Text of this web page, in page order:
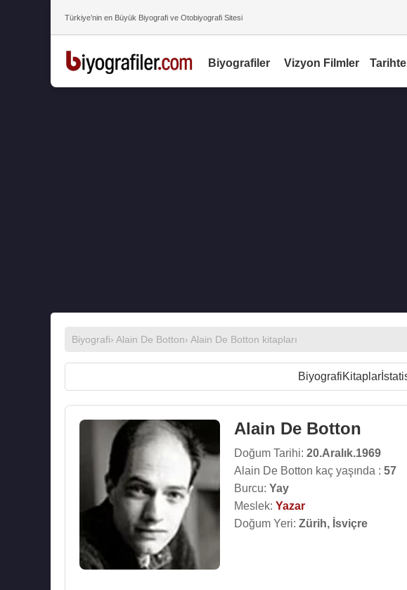
Türkiye’nin en Büyük Biyografi ve Otobiyografi Sitesi
Biyografiler Vizyon Filmler
Biyografi› Alain De Botton› Alain De Botton kitapları
BiyografiKitaplar
Alain De Botton
Doğum Tarihi: 20.Aralık.1969
Alain De Botton kaç yaşında : 57
Burcu: Yay
Meslek: Yazar
Doğum Yeri: Zürih, İsviçre